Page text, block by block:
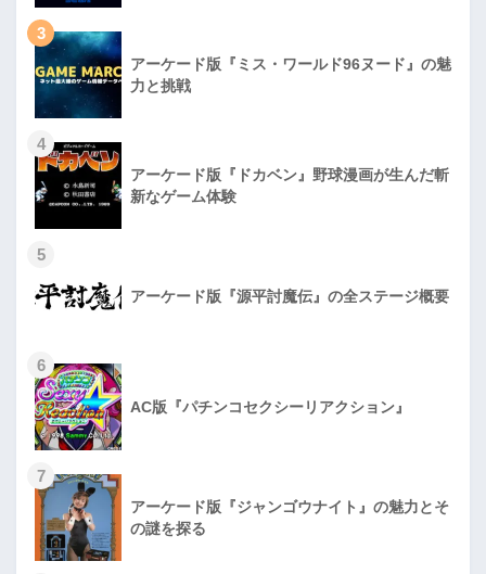
3
アーケード版『ミス・ワールド96ヌード』の魅
力と挑戦
4
アーケード版『ドカベン』野球漫画が生んだ斬
新なゲーム体験
5
アーケード版『源平討魔伝』の全ステージ概要
6
AC版『パチンコセクシーリアクション』
7
アーケード版『ジャンゴウナイト』の魅力とそ
の謎を探る